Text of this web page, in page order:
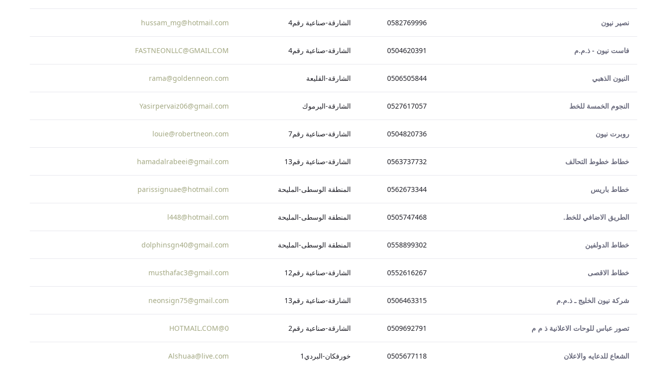
نصير نيون 0582769996 الشارقة-صناعية رقم4 hussam_mg@hotmail.com
فاست نيون - ذ.م.م 0504620391 الشارقة-صناعية رقم4 FASTNEONLLC@GMAIL.COM
النيون الذهبي 0506505844 الشارقة-القليعة rama@goldenneon.com
النجوم الخمسة للخط 0527617057 الشارقة-اليرموك Yasirpervaiz06@gmail.com
روبرت نيون 0504820736 الشارقة-صناعية رقم7 louie@robertneon.com
خطاط خطوط التحالف 0563737732 الشارقة-صناعية رقم13 hamadalrabeei@gmail.com
خطاط باريس 0562673344 المنطقة الوسطى-المليحة parissignuae@hotmail.com
الطريق الاضافي للخط. 0505747468 المنطقة الوسطى-المليحة l448@hotmail.com
خطاط الدولفين 0558899302 المنطقة الوسطى-المليحة dolphinsgn40@gmail.com
خطاط الاقصى 0552616267 الشارقة-صناعية رقم12 musthafac3@gmail.com
شركة نيون الخليج ـ ذ.م.م 0506463315 الشارقة-صناعية رقم13 neonsign75@gmail.com
تصور عباس للوحات الاعلانية ذ م م 0509692791 الشارقة-صناعية رقم2 0@HOTMAIL.COM
الشعاع للدعايه والاعلان 0505677118 خورفكان-البردي1 Alshuaa@live.com